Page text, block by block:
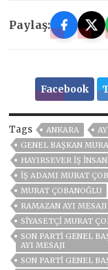
Paylaş:
Facebook
Tags ANKARA
GENEL BAŞKAN
HAYIRSEVER IŞ
IŞ ADAMI MURAT
MURAT ÇOBANOĞLU
RAMAZAN AYI MESAJI
SIYASETÇI MURAT
SON PARTİ GENEL
AYI MESAJI
SON PARTI GENEL